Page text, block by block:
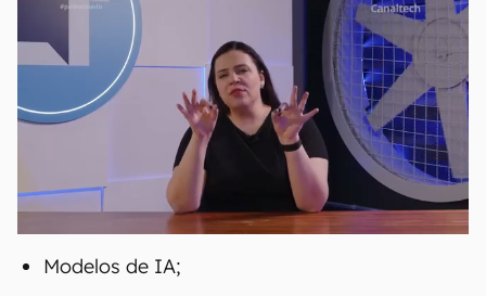
Modelos de IA;